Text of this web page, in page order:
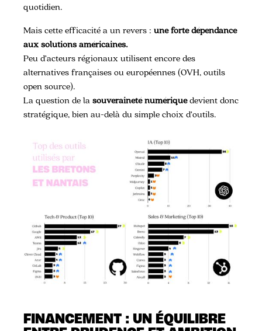
quotidien.
Mais cette efficacité a un revers : une forte dépendance
aux solutions américaines.
Peu d’acteurs régionaux utilisent encore des
alternatives françaises ou européennes (OVH, outils
open source).
La question de la souveraineté numériquedevient donc
stratégique, bien au-delà du simple choix d’outils.
FINANCEMENT : UN ÉQUILIBRE